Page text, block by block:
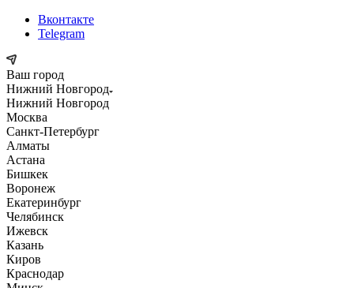
Вконтакте
Telegram
Ваш город
Нижний Новгород
Нижний Новгород
Москва
Санкт-Петербург
Алматы
Астана
Бишкек
Воронеж
Екатеринбург
Челябинск
Ижевск
Казань
Киров
Краснодар